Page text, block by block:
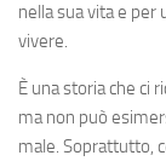
nella sua vita e per
vivere.
È una storia che ci
ma non può
male. Soprattutto,